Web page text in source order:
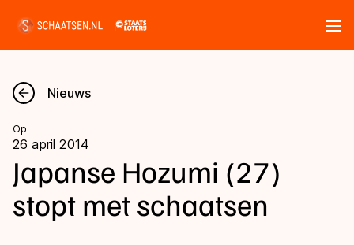
Nieuws
Kalender
Disciplines
Nieuws
Op
26 april 2014
Japanse Hozumi (27)
stopt met schaatsen